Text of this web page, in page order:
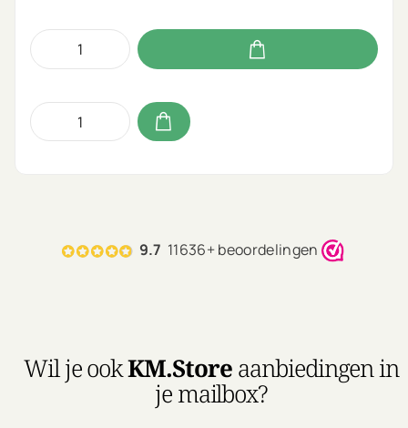
9.7 11636+ beoordelingen
Wil je ookKM.Storeaanbiedingen in
je mailbox?